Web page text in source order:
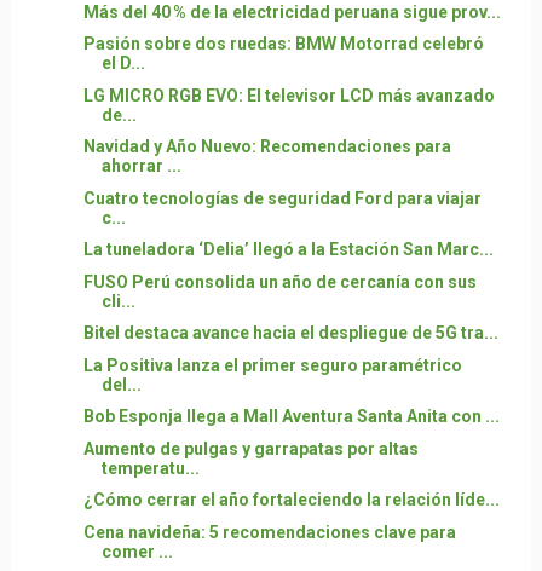
Más del 40 % de la electricidad peruana sigue prov...
Pasión sobre dos ruedas: BMW Motorrad celebró
el D...
LG MICRO RGB EVO: El televisor LCD más avanzado
de...
Navidad y Año Nuevo: Recomendaciones para
ahorrar ...
Cuatro tecnologías de seguridad Ford para viajar
c...
La tuneladora ‘Delia’ llegó a la Estación San Marc...
FUSO Perú consolida un año de cercanía con sus
cli...
Bitel destaca avance hacia el despliegue de 5G tra...
La Positiva lanza el primer seguro paramétrico
del...
Bob Esponja llega a Mall Aventura Santa Anita con ...
Aumento de pulgas y garrapatas por altas
temperatu...
¿Cómo cerrar el año fortaleciendo la relación líde...
Cena navideña: 5 recomendaciones clave para
comer ...